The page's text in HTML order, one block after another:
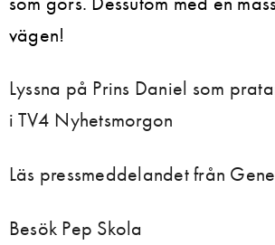
vägen!
Lyssna på Prins Daniel som
i TV4 Nyhetsmorgon
Läs pressmeddelandet från
Besök Pep Skola